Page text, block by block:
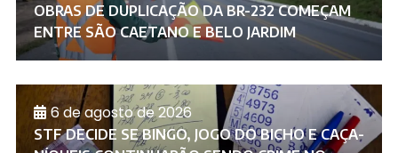
OBRAS DE DUPLICAÇÃO DA BR-232 COMEÇAM
ENTRE SÃO CAETANO E BELO JARDIM
6 de agosto de 2026
STF DECIDE SE BINGO, JOGO DO BICHO E CAÇA-